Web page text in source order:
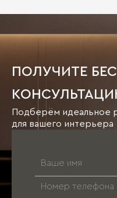
ПОЛУЧИТЕ
Подберём идеальное
для вашего интерьера